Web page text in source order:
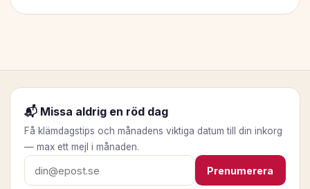
📬 Missa aldrig en röd dag
Få klämdagstips och månadens viktiga datum till din inkorg
— max ett mejl i månaden.
E-postadress Prenumerera